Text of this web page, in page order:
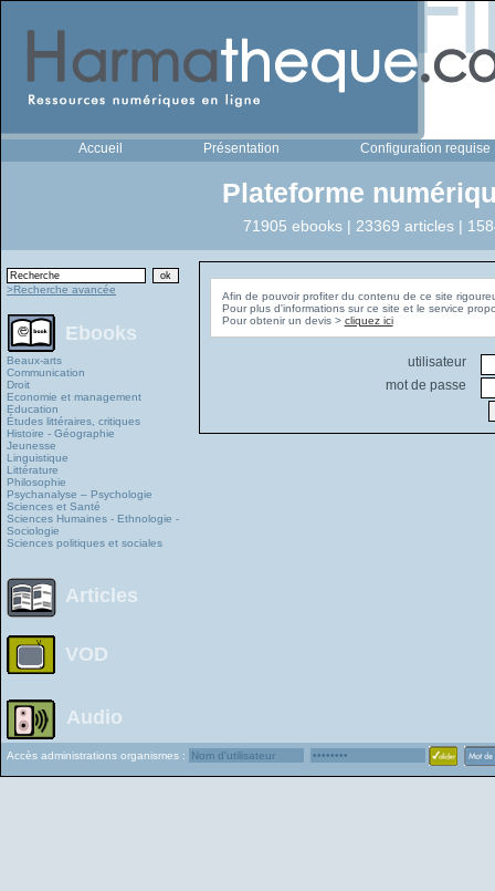
Accueil Présentation Configuration requise
Plateforme
71905 ebooks | 23369 articles |
>Recherche avancée
Ebooks
Beaux-arts
Communication
Droit
Economie et management
Education
Études littéraires, critiques
Histoire - Géographie
Jeunesse
Linguistique
Littérature
Philosophie
Psychanalyse – Psychologie
Sciences et Santé
Sciences Humaines - Ethnologie -
Sociologie
Sciences politiques et sociales
Articles
VOD
Audio
Afin de pouvoir profiter du contenu de ce site
Pour plus d'informations sur ce site et le service
Pour obtenir un devis > cliquez ici
utilisateur
mot de passe
Accès administrations organismes :